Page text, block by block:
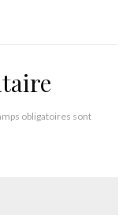
obligatoires sont